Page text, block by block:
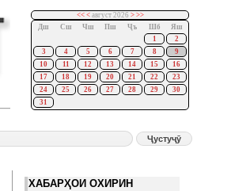
<< <август 2026 > >>
Дш
Сш Чш Пш Ҷъ Шб
Яш
1
2
3
4 5 6 7 8
9
10
11 12 13 14 15
16
17
18 19 20 21 22
23
24
25 26 27 28 29
30
31
ХАБАРҲОИ ОХИРИН